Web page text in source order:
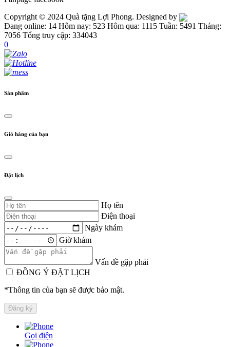
Copyright © 2024 Quà tặng Lợi Phong. Designed by
Đang online: 14 Hôm nay: 523 Hôm qua: 1115 Tuần: 5491 Tháng:
7056 Tổng truy cập: 334043
0
Sản phẩm
Giỏ hàng của bạn
Đặt lịch
Họ tên
Điện thoại
Ngày khám
Giờ khám
Vấn đề gặp phải
ĐỒNG Ý ĐẶT LỊCH
*Thông tin của bạn sẽ được bảo mật.
Gọi điện